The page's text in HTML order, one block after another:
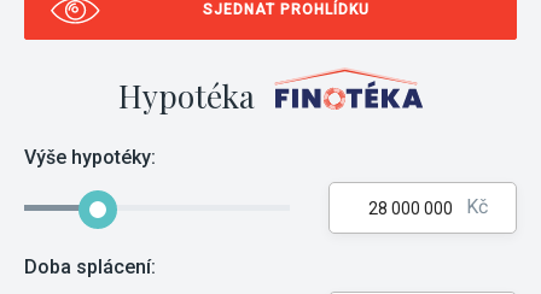
SJEDNAT PROHLÍDKU
Hypotéka
Výše hypotéky:
Kč
Doba splácení: